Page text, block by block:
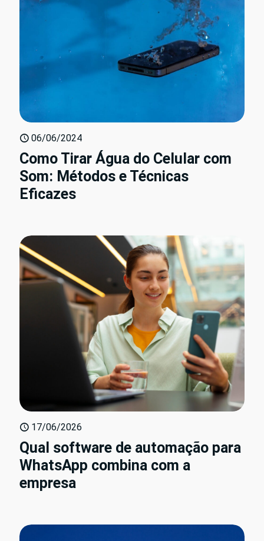
06/06/2024
Como Tirar Água do Celular com
Som: Métodos e Técnicas
Eficazes
17/06/2026
Qual software de automação para
WhatsApp combina com a
empresa